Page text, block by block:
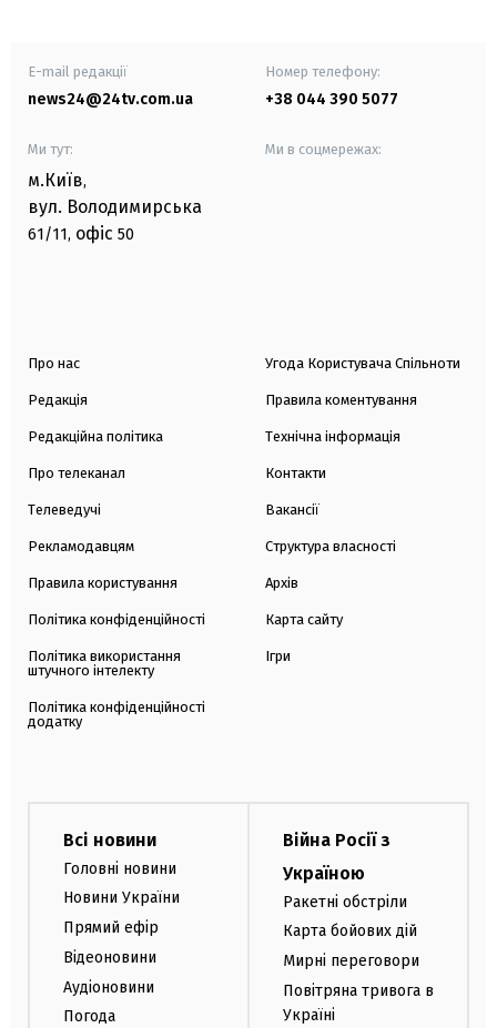
E-mail редакції
news24@24tv.com.ua
Номер телефону:
+38 044 390 5077
Ми тут:
м.Київ,
вул. Володимирська
61/11, офіс 50
Ми в соцмережах:
Про нас
Редакція
Редакційна політика
Про телеканал
Телеведучі
Рекламодавцям
Правила користування
Політика конфіденційності
Політика використання
штучного інтелекту
Політика конфіденційності
додатку
Угода Користувача Спільноти
Правила коментування
Технічна інформація
Контакти
Вакансії
Структура власності
Архів
Карта сайту
Ігри
Всі новини
Головні новини
Новини України
Прямий ефір
Відеоновини
Аудіоновини
Погода
Війна Росії з
Україною
Ракетні обстріли
Карта бойових дій
Мирні переговори
Повітряна тривога в
Україні